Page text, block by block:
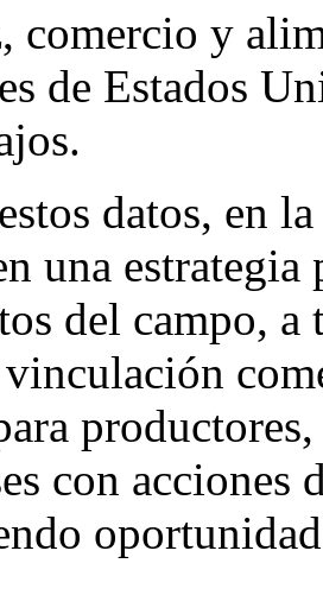
comercio y
de Estados
datos, en
una
del campo, a
con acciones